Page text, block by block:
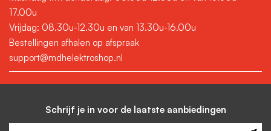
17.00u
Vrijdag: 08.30u-12.30u en van 13.30u-16.00u
Bestellingen afhalen op afspraak
support@mdhelektroshop.nl
Schrijf je in voor de laatste aanbiedingen